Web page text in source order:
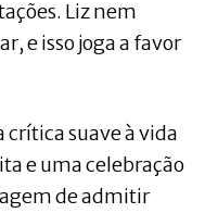
Liz nem
e isso joga a favor
crítica suave à vida
e uma celebração
de admitir